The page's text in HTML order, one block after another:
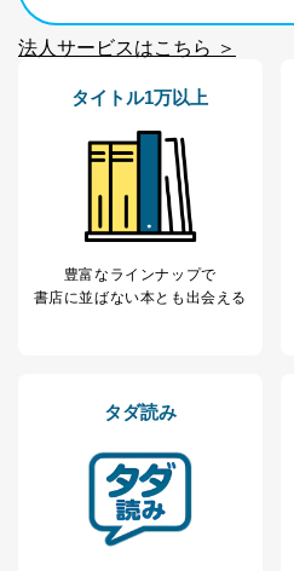
法人サービスはこちら ＞
タイトル1万以上
豊富なラインナップで
書店に並ばない本とも出会える
タダ読み